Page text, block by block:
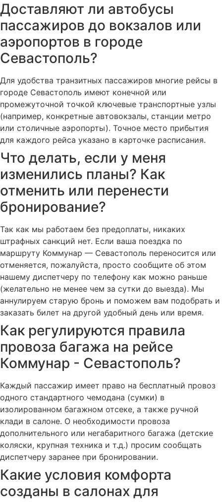
Доставляют ли автобусы
пассажиров до вокзалов или
аэропортов в городе
Севастополь?
Для удобства транзитных пассажиров многие рейсы в
городе Севастополь имеют конечной или
промежуточной точкой ключевые транспортные узлы
(например, конкретные автовокзалы, станции метро
или столичные аэропорты). Точное место прибытия
для каждого рейса указано в карточке расписания.
Что делать, если у меня
изменились планы? Как
отменить или перенести
бронирование?
Так как мы работаем без предоплаты, никаких
штрафных санкций нет. Если ваша поездка по
маршруту Коммунар — Севастополь переносится или
отменяется, пожалуйста, просто сообщите об этом
нашему диспетчеру по телефону как можно раньше
(желательно не менее чем за сутки до выезда). Мы
аннулируем старую бронь и поможем вам подобрать и
заказать билет на другой удобный день или время.
Как регулируются правила
провоза багажа на рейсе
Коммунар - Севастополь?
Каждый пассажир имеет право на бесплатный провоз
одного стандартного чемодана (сумки) в
изолированном багажном отсеке, а также ручной
клади в салоне. О необходимости провоза
дополнительного или негабаритного багажа (детские
коляски, крупная техника и т.д.) просим сообщать
диспетчеру заранее при бронировании.
Какие условия комфорта
созданы в салонах для